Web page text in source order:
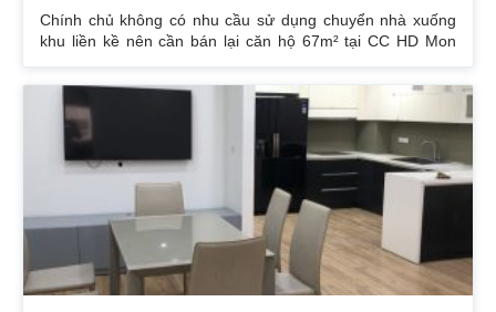
Chính chủ không có nhu cầu sử dụng chuyển nhà xuống
khu liền kề nên cần bán lại căn hộ 67m² tại CC HD Mon
công hướng Đông Nam căn góc nhiều mặt thoáng và có
ban công nhỏ phòng ngủ chính. Đồ nội thất cao cấp bán
để lại toàn bộ nội thất cao cấp theo phong cách Châu Âu.
Sổ đỏ chính chủ xem nhà 24/24. Liên hệ xem nhà:
0832133366